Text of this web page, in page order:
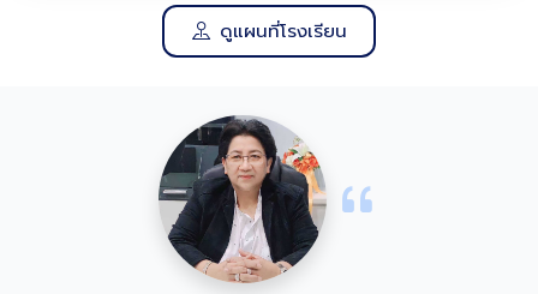
ดูแผนที่โรงเรียน